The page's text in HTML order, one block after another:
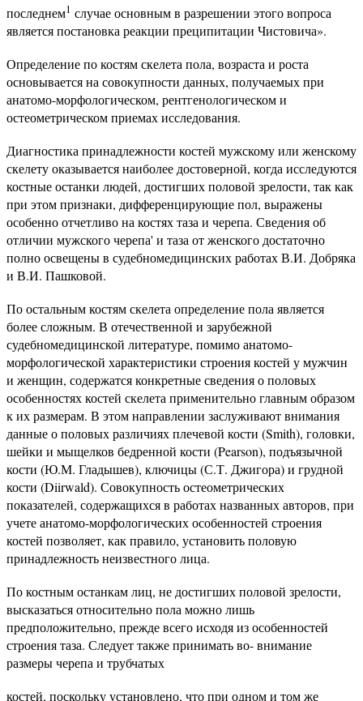
последнем1 случае основным в разрешении этого вопроса
является постановка реакции преципитации Чистовича».
Определение по костям скелета пола, возраста и роста
основывается на совокупности данных, получаемых при
анатомо-морфологическом, рентгенологическом и
остеометрическом приемах исследования.
Диагностика принадлежности костей мужскому или женскому
скелету оказывается наиболее достоверной, когда исследуются
костные останки людей, достигших половой зрелости, так как
при этом признаки, дифференцирующие пол, выражены
особенно отчетливо на костях таза и черепа. Сведения об
отличии мужского черепа' и таза от женского достаточно
полно освещены в судебномедицинских работах В.И. Добряка
и В.И. Пашковой.
По остальным костям скелета определение пола является
более сложным. В отечественной и зарубежной
судебномедицинской литературе, помимо анатомо-
морфологической характеристики строения костей у мужчин
и женщин, содержатся конкретные сведения о половых
особенностях костей скелета применительно главным образом
к их размерам. В этом направлении заслуживают внимания
данные о половых различиях плечевой кости (Smith), головки,
шейки и мыщелков бедренной кости (Pearson), подъязычной
кости (Ю.М. Гладышев), ключицы (С.Т. Джигора) и грудной
кости (Diirwald). Совокупность остеометрических
показателей, содержащихся в работах названных авторов, при
учете анатомо-морфологических особенностей строения
костей позволяет, как правило, установить половую
принадлежность неизвестного лица.
По костным останкам лиц, не достигших половой зрелости,
высказаться относительно пола можно лишь
предположительно, прежде всего исходя из особенностей
строения таза. Следует также принимать во- внимание
размеры черепа и трубчатых
костей, поскольку установлено, что при одном и том же